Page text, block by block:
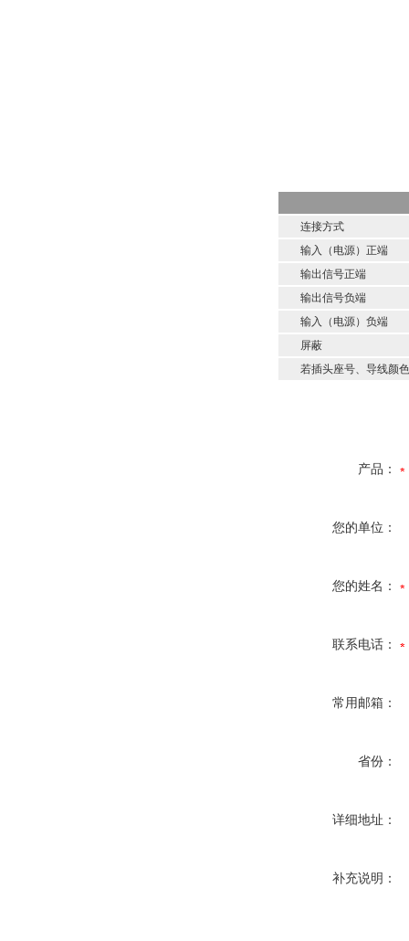
连接方式
输入（电源）正端
输出信号正端
输出信号负端
输入（电源）负端
屏蔽
若插头座号、导线颜色
产品：
您的单位：
您的姓名：
联系电话：
常用邮箱：
省份：
详细地址：
补充说明：